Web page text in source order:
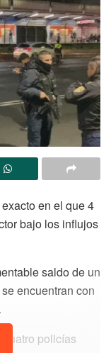
en el que 4
bajo los influjos
saldo de un
encuentran con
policías